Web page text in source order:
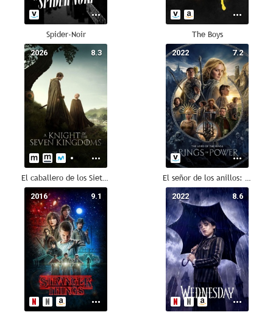
Spider-Noir The Boys
8.3
2026
El caballero de los Siete Reinos
7.2
2022
El señor de los anillos: Los anillos de poder
9.1
2016 8.6
2022